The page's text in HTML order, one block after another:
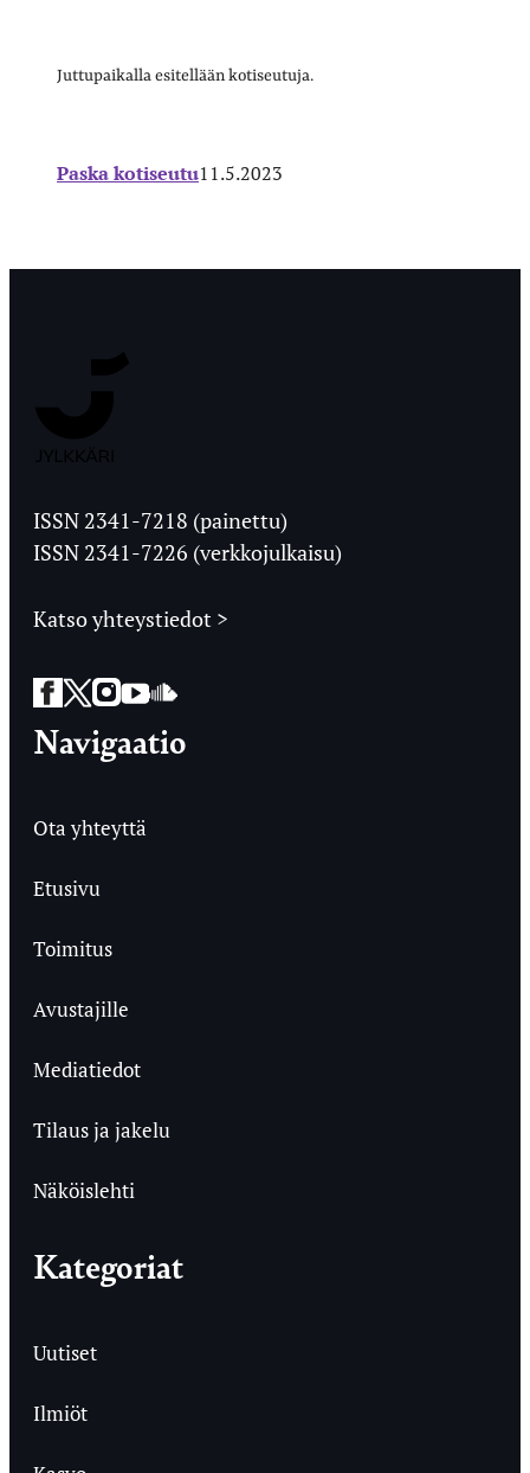
Juttupaikalla esitellään kotiseutuja.
Paska kotiseutu11.5.2023
Ylioppilaslehti
ISSN 2341-7218 (painettu)
ISSN 2341-7226 (verkkojulkaisu)
Katso yhteystiedot >
Facebook
Twitter
Instagram
YouTube
SoundCloud
Navigaatio
Ota yhteyttä
Etusivu
Toimitus
Avustajille
Mediatiedot
Tilaus ja jakelu
Näköislehti
Kategoriat
Uutiset
Ilmiöt